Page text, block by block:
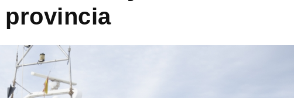
provincia